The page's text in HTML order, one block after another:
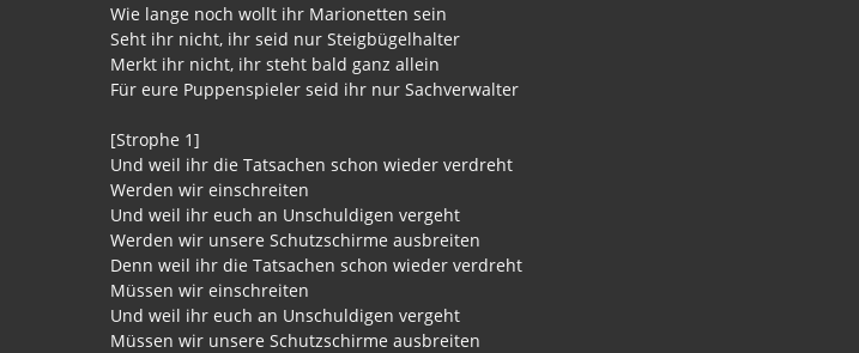
Wie lange noch wollt ihr Marionetten sein
Seht ihr nicht, ihr seid nur Steigbügelhalter
Merkt ihr nicht, ihr steht bald ganz allein
Für eure Puppenspieler seid ihr nur Sachverwalter
[Strophe 1]
Und weil ihr die Tatsachen schon wieder verdreht
Werden wir einschreiten
Und weil ihr euch an Unschuldigen vergeht
Werden wir unsere Schutzschirme ausbreiten
Denn weil ihr die Tatsachen schon wieder verdreht
Müssen wir einschreiten
Und weil ihr euch an Unschuldigen vergeht
Müssen wir unsere Schutzschirme ausbreiten